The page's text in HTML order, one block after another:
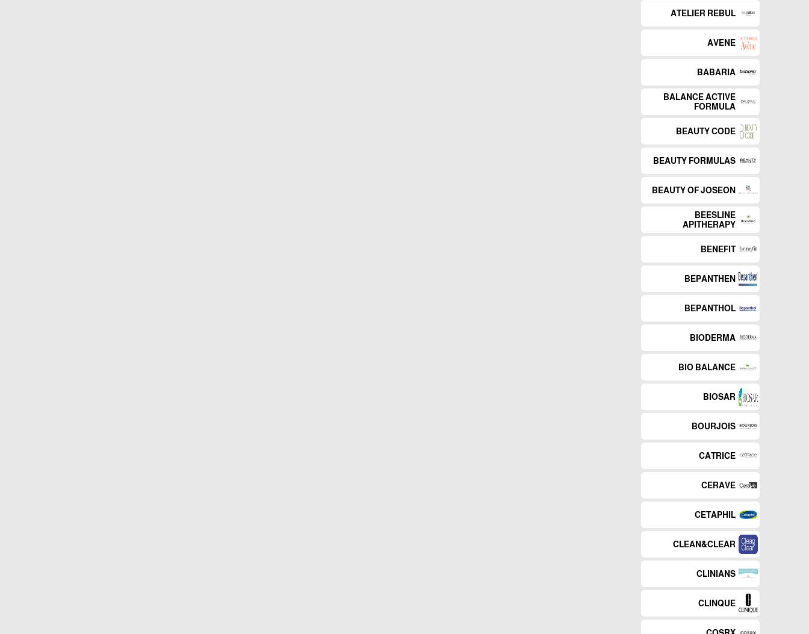
ATELIER REBUL
AVENE
BABARIA
BALANCE ACTIVE
FORMULA
BEAUTY CODE
BEAUTY FORMULAS
BEAUTY OF JOSEON
BEESLINE
APITHERAPY
BENEFIT
BEPANTHEN
BEPANTHOL
BIODERMA
BIO BALANCE
BIOSAR
BOURJOIS
CATRICE
CERAVE
CETAPHIL
CLEAN&CLEAR
CLINIANS
CLINQUE